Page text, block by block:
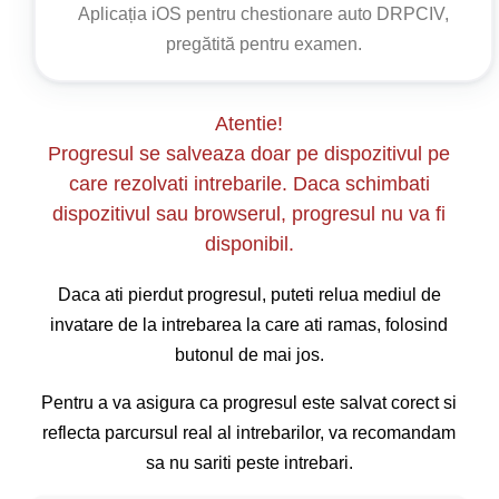
sau semnalizarea rutieră existentă instituie o altă
reglementare de utilizare a benzilor.
Aplicația iOS pentru chestionare auto DRPCIV,
pregătită pentru examen.
Atentie!
Progresul se salveaza doar pe dispozitivul pe
care rezolvati intrebarile. Daca schimbati
dispozitivul sau browserul, progresul nu va fi
disponibil.
Daca ati pierdut progresul, puteti relua mediul de
invatare de la intrebarea la care ati ramas, folosind
butonul de mai jos.
Pentru a va asigura ca progresul este salvat corect si
reflecta parcursul real al intrebarilor, va recomandam
sa nu sariti peste intrebari.